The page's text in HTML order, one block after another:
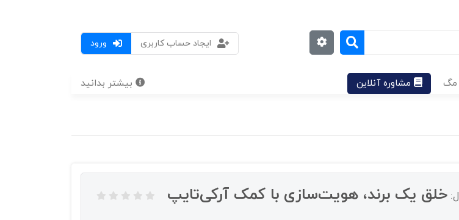
ورود
ایجاد حساب کاربری
مگ مشاوره آنلاین بیشتر بدانید
خلق یک برند، هویت‌سازی با کمک آرکی‌تایپ